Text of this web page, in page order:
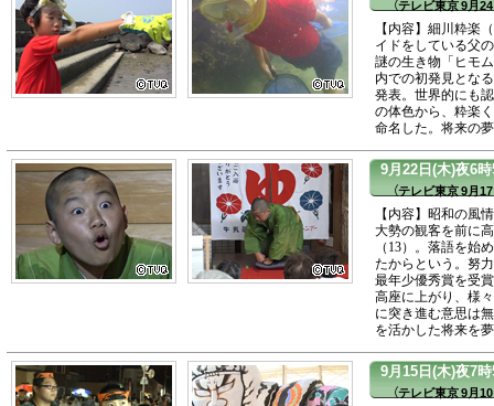
（テレビ東京 9月
【内容】細川粋楽
イドをしている父
謎の生き物「ヒモ
内での初発見とな
発表。世界的にも
の体色から、粋楽
命名した。将来の
9月22日(木)夜6
（テレビ東京 9月
【内容】昭和の風
大勢の観客を前に
（13）。落語を始
たからという。努
最年少優秀賞を受
高座に上がり、様
に突き進む意思は
を活かした将来を
9月15日(木)夜7
（テレビ東京 9月